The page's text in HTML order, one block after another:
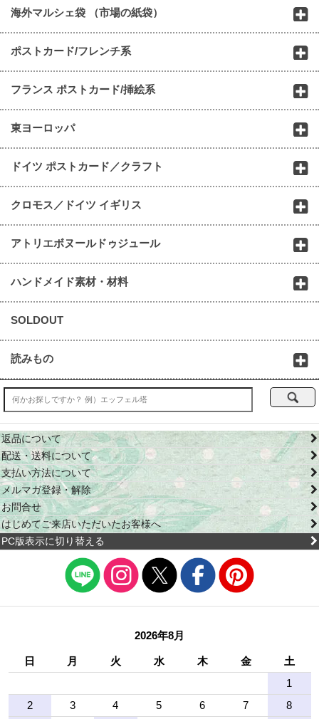
海外マルシェ袋 （市場の紙袋）
ポストカード/フレンチ系
フランス ポストカード/挿絵系
東ヨーロッパ
ドイツ ポストカード／クラフト
クロモス／ドイツ イギリス
アトリエボヌールドゥジュール
ハンドメイド素材・材料
SOLDOUT
読みもの
返品について
配送・送料について
支払い方法について
メルマガ登録・解除
お問合せ
はじめてご来店いただいたお客様へ
PC版表示に切り替える
2026年8月
日 月 火 水 木 金
土
1
2
3 4 5 6 7
8